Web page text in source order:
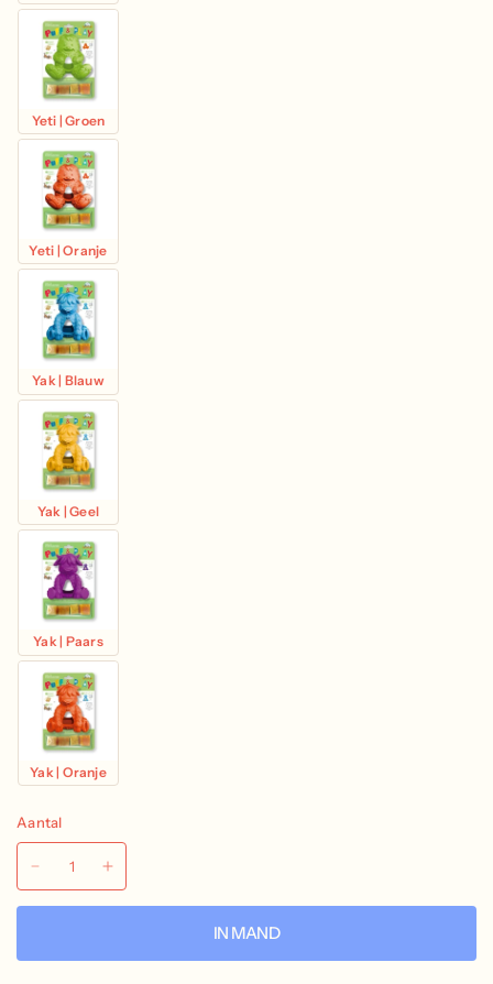
Yeti | Groen
Yeti | Oranje
Yak | Blauw
Yak | Geel
Yak | Paars
Yak | Oranje
Aantal
IN MAND